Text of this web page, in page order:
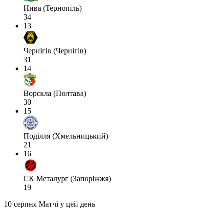
Нива (Тернопіль)
34
13
Чернігів (Чернігів)
31
14
Ворскла (Полтава)
30
15
Поділля (Хмельницький)
21
16
СК Металург (Запоріжжя)
19
10 серпня Матчі у цей день